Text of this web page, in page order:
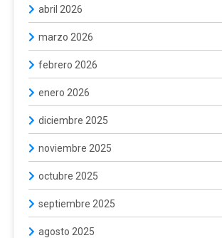
abril 2026
marzo 2026
febrero 2026
enero 2026
diciembre 2025
noviembre 2025
octubre 2025
septiembre 2025
agosto 2025